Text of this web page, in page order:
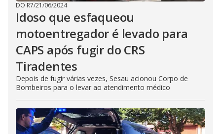
DO R7/21/06/2024
Idoso que esfaqueou
motoentregador é levado para
CAPS após fugir do CRS
Tiradentes
Depois de fugir várias vezes, Sesau acionou Corpo de
Bombeiros para o levar ao atendimento médico